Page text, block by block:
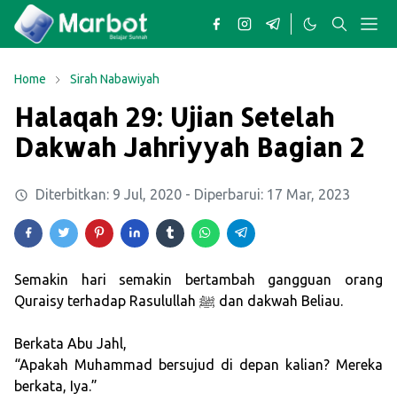
Home Sirah Nabawiyah
Halaqah 29: Ujian Setelah
Dakwah Jahriyyah Bagian 2
Diterbitkan: 9 Jul, 2020 - Diperbarui: 17 Mar, 2023
Semakin hari semakin bertambah gangguan orang
Quraisy terhadap Rasulullah ﷺ dan dakwah Beliau.
Berkata Abu Jahl,
“Apakah Muhammad bersujud di depan kalian? Mereka
berkata, Iya.”